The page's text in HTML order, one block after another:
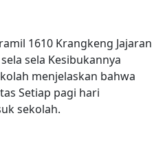
1610 Krangkeng Jajaran
sela Kesibukannya
menjelaskan bahwa
Setiap pagi hari
sekolah.